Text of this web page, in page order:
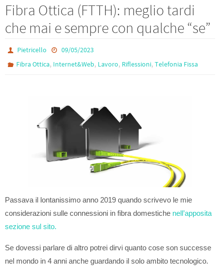
Fibra Ottica (FTTH): meglio tardi
che mai e sempre con qualche “se”
Pietricello
09/05/2023
Fibra Ottica, Internet&Web, Lavoro, Riflessioni,Telefonia Fissa
Passava il lontanissimo anno 2019 quando scrivevo le mie
considerazioni sulle connessioni in fibra domestiche nell’apposita
sezione sul sito.
Se dovessi parlare di altro potrei dirvi quanto cose son successe
nel mondo in 4 anni anche guardando il solo ambito tecnologico.